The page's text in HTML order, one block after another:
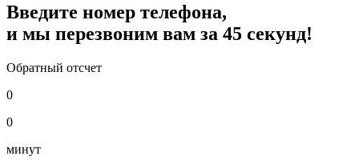
Введите номер телефона,
и мы перезвоним вам за 45 секунд!
Обратный отсчет
0
0
минут